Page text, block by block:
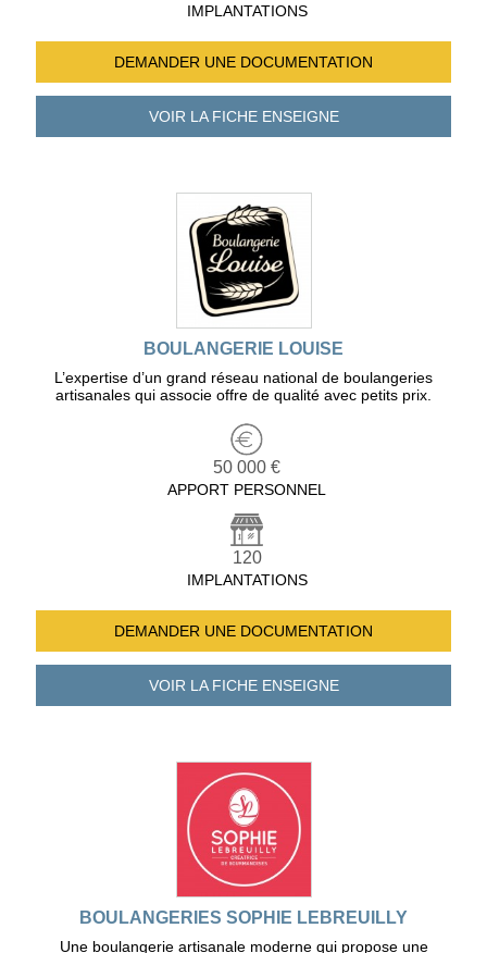
IMPLANTATIONS
DEMANDER UNE DOCUMENTATION
VOIR LA FICHEENSEIGNE
BOULANGERIE LOUISE
L’expertise d’un grand réseau national de boulangeries
artisanales qui associe offre de qualité avec petits prix.
50 000 €
APPORT PERSONNEL
120
IMPLANTATIONS
DEMANDER UNE DOCUMENTATION
VOIR LA FICHEENSEIGNE
BOULANGERIES SOPHIE LEBREUILLY
Une boulangerie artisanale moderne qui propose une